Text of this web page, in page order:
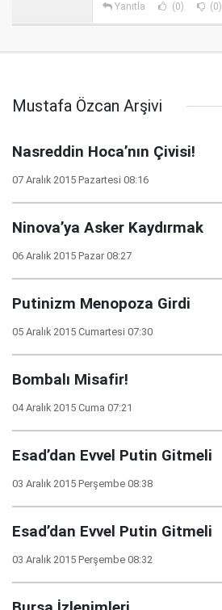
Yanıtla (0) (0)
Mustafa Özcan Arşivi
Nasreddin Hoca’nın Çivisi!
07 Aralık 2015 Pazartesi 08:16
Ninova’ya Asker Kaydırmak
06 Aralık 2015 Pazar 08:27
Putinizm Menopoza Girdi
05 Aralık 2015 Cumartesi 07:30
Bombalı Misafir!
04 Aralık 2015 Cuma 07:21
Esad’dan Evvel Putin Gitmeli
03 Aralık 2015 Perşembe 08:38
Esad’dan Evvel Putin Gitmeli
03 Aralık 2015 Perşembe 08:32